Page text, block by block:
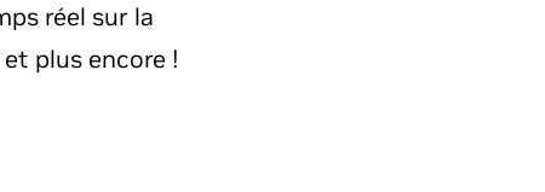
réel sur la
plus encore !